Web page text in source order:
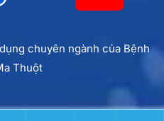
chuyên ngành của Bệnh
Thuột